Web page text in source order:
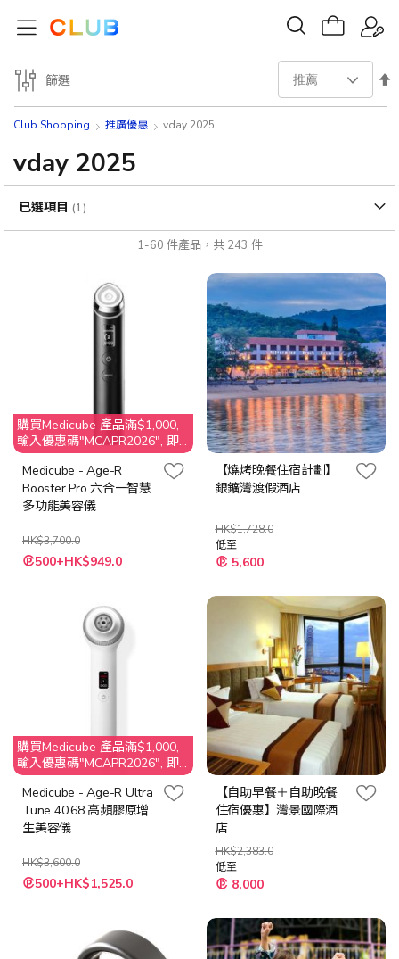
Club Shopping 推廣優惠 vday 2025
vday 2025
1-60 件產品，共 243 件
設
序
方
購買Medicube 產品滿$1,000,
輸入優惠碼"MCAPR2026", 即
享$50 折扣
Medicube - Age-R
Booster Pro 六合一智慧
多功能美容儀
HK$3,700.0
500+HK$949.0
【燒烤晚餐住宿計劃】
銀鑛灣渡假酒店
HK$1,728.0
低至
5,600
購買Medicube 產品滿$1,000,
輸入優惠碼"MCAPR2026", 即
享$50 折扣
Medicube - Age-R Ultra
Tune 40.68 高頻膠原增
生美容儀
HK$3,600.0
特
殊 500+HK$1,525.0
【自助早餐＋自助晚餐
住宿優惠】灣景國際酒
店
HK$2,383.0
低至
8,000
篩選
已選項目